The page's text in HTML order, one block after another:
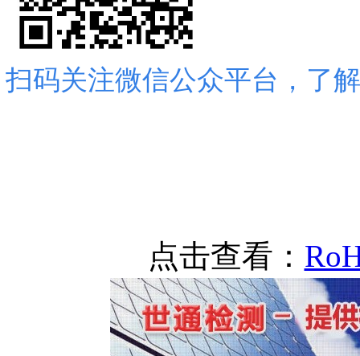
扫码关注微信公众平台，了
点击查看：